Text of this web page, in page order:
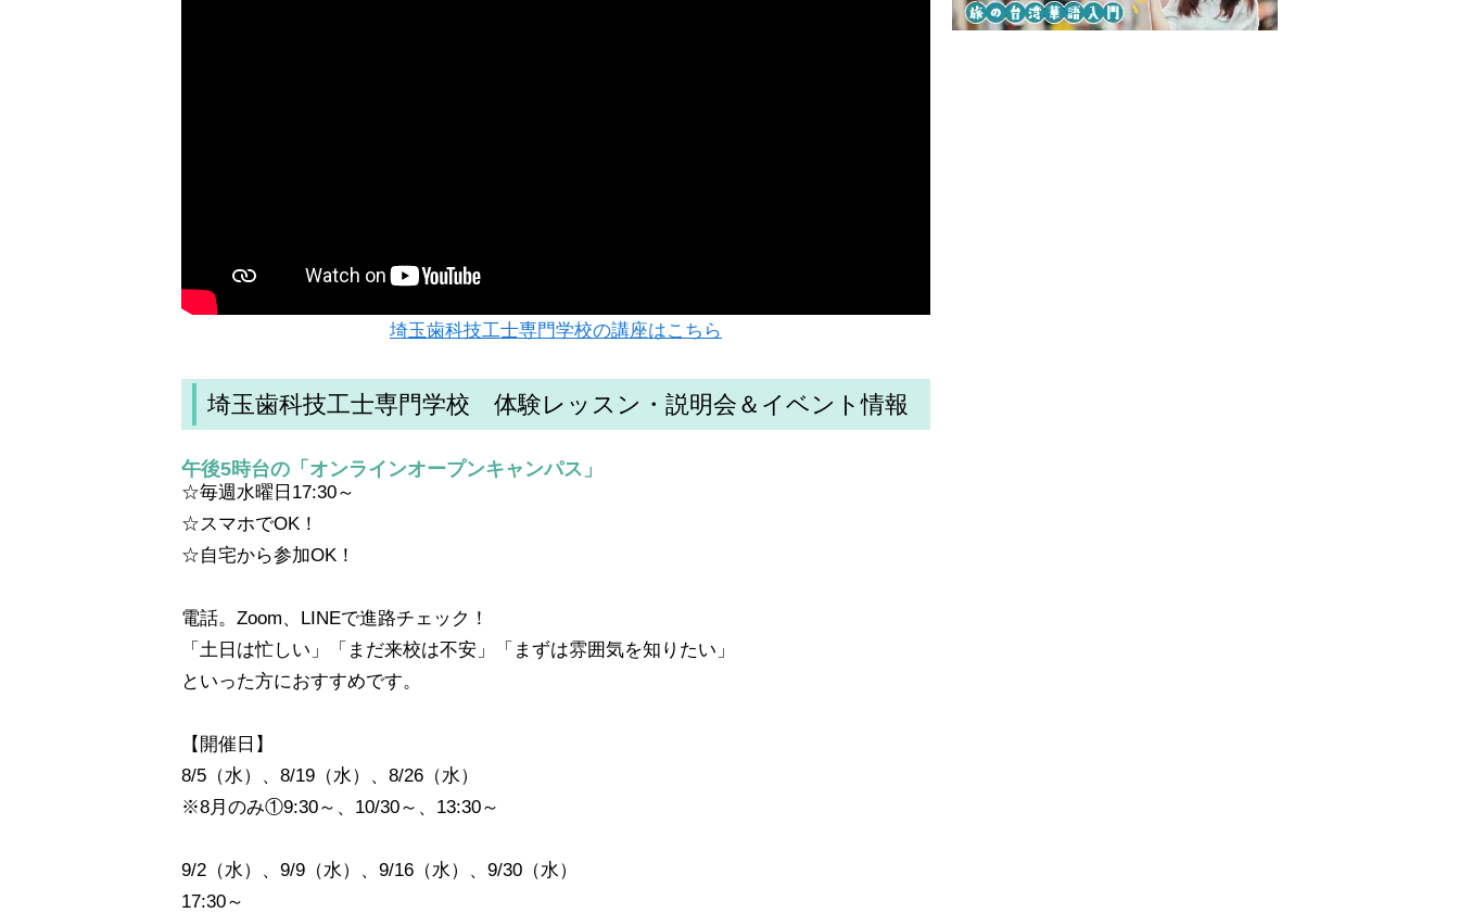
埼玉歯科技工士専門学校の講座はこちら
埼玉歯科技工士専門学校 体験レッスン・説明会＆イベント情報
午後5時台の「オンラインオープンキャンパス」
☆毎週水曜日17:30～
☆スマホでOK！
☆自宅から参加OK！
電話。Zoom、LINEで進路チェック！
「土日は忙しい」「まだ来校は不安」「まずは雰囲気を知りたい」
といった方におすすめです。
【開催日】
8/5（水）、8/19（水）、8/26（水）
※8月のみ①9:30～、10/30～、13:30～
9/2（水）、9/9（水）、9/16（水）、9/30（水）
17:30～